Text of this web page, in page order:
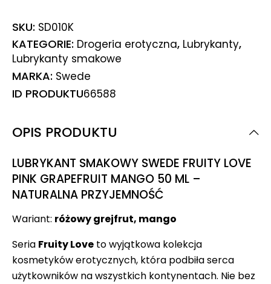
SKU: SD010K
KATEGORIE: Drogeria erotyczna, Lubrykanty,
Lubrykanty smakowe
MARKA: Swede
ID PRODUKTU66588
OPIS PRODUKTU
LUBRYKANT SMAKOWY SWEDE FRUITY LOVE
PINK GRAPEFRUIT MANGO 50 ML –
NATURALNA PRZYJEMNOŚĆ
Wariant: różowy grejfrut, mango
Seria Fruity Love to wyjątkowa kolekcja
kosmetyków erotycznych, która podbiła serca
użytkowników na wszystkich kontynentach. Nie bez